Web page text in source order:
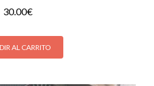
30.00€
AL CARRITO